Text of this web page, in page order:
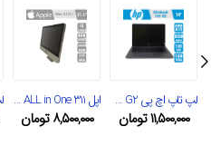
لپ تاپ اچ پی Elitebook 745 G2
۱۱,۵۰۰,۰۰۰تومان
اپل Imac ALL in One 311
۸,۵۰۰,۰۰۰ تومان